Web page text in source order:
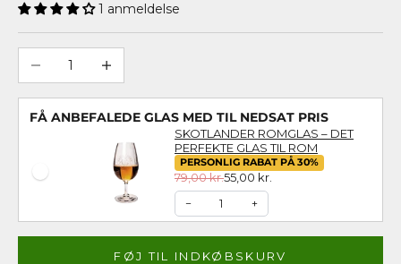
1 anmeldelse
Sænk antal Øg antal
FÅ ANBEFALEDE GLAS MED TIL NEDSAT PRIS
SKOTLANDER ROMGLAS – DET
PERFEKTE GLAS TIL ROM
PERSONLIG RABAT PÅ 30%
79,00 kr.55,00 kr.
− +
FØJ TIL INDKØBSKURV